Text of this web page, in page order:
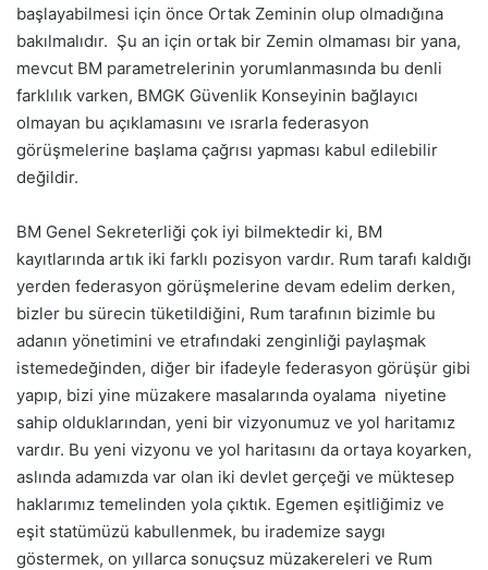
başlayabilmesi için önce Ortak Zeminin olup olmadığına
bakılmalıdır. Şu an için ortak bir Zemin olmaması bir yana,
mevcut BM parametrelerinin yorumlanmasında bu denli
farklılık varken, BMGK Güvenlik Konseyinin bağlayıcı
olmayan bu açıklamasını ve ısrarla federasyon
görüşmelerine başlama çağrısı yapması kabul edilebilir
değildir.
BM Genel Sekreterliği çok iyi bilmektedir ki, BM
kayıtlarında artık iki farklı pozisyon vardır. Rum tarafı kaldığı
yerden federasyon görüşmelerine devam edelim derken,
bizler bu sürecin tüketildiğini, Rum tarafının bizimle bu
adanın yönetimini ve etrafındaki zenginliği paylaşmak
istemedeğinden, diğer bir ifadeyle federasyon görüşür gibi
yapıp, bizi yine müzakere masalarında oyalama niyetine
sahip olduklarından, yeni bir vizyonumuz ve yol haritamız
vardır. Bu yeni vizyonu ve yol haritasını da ortaya koyarken,
aslında adamızda var olan iki devlet gerçeği ve müktesep
haklarımız temelinden yola çıktık. Egemen eşitliğimiz ve
eşit statümüzü kabullenmek, bu irademize saygı
göstermek, on yıllarca sonuçsuz müzakereleri ve Rum